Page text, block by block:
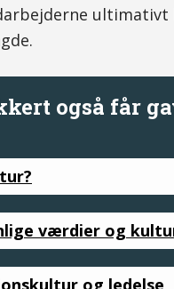
også får
værdier og
og ledelse